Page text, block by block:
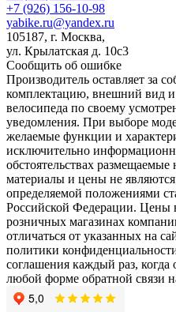
+7 (926) 156-10-98
yabike.ru@yandex.ru
105187, г. Москва,
ул. Крылатская д. 10с3
Сообщить об ошибке
Производитель оставляет за
комплектацию, внешний вид и
велосипеда по своему
уведомления. При выборе
желаемые функции и
исключительно
обстоятельствах
материалы и цены не
определяемой положениями
Российской Федерации. Цены
розничных магазинах
отличаться от указанных на
политики
соглашения каждый раз, когда
любой форме обратной связи